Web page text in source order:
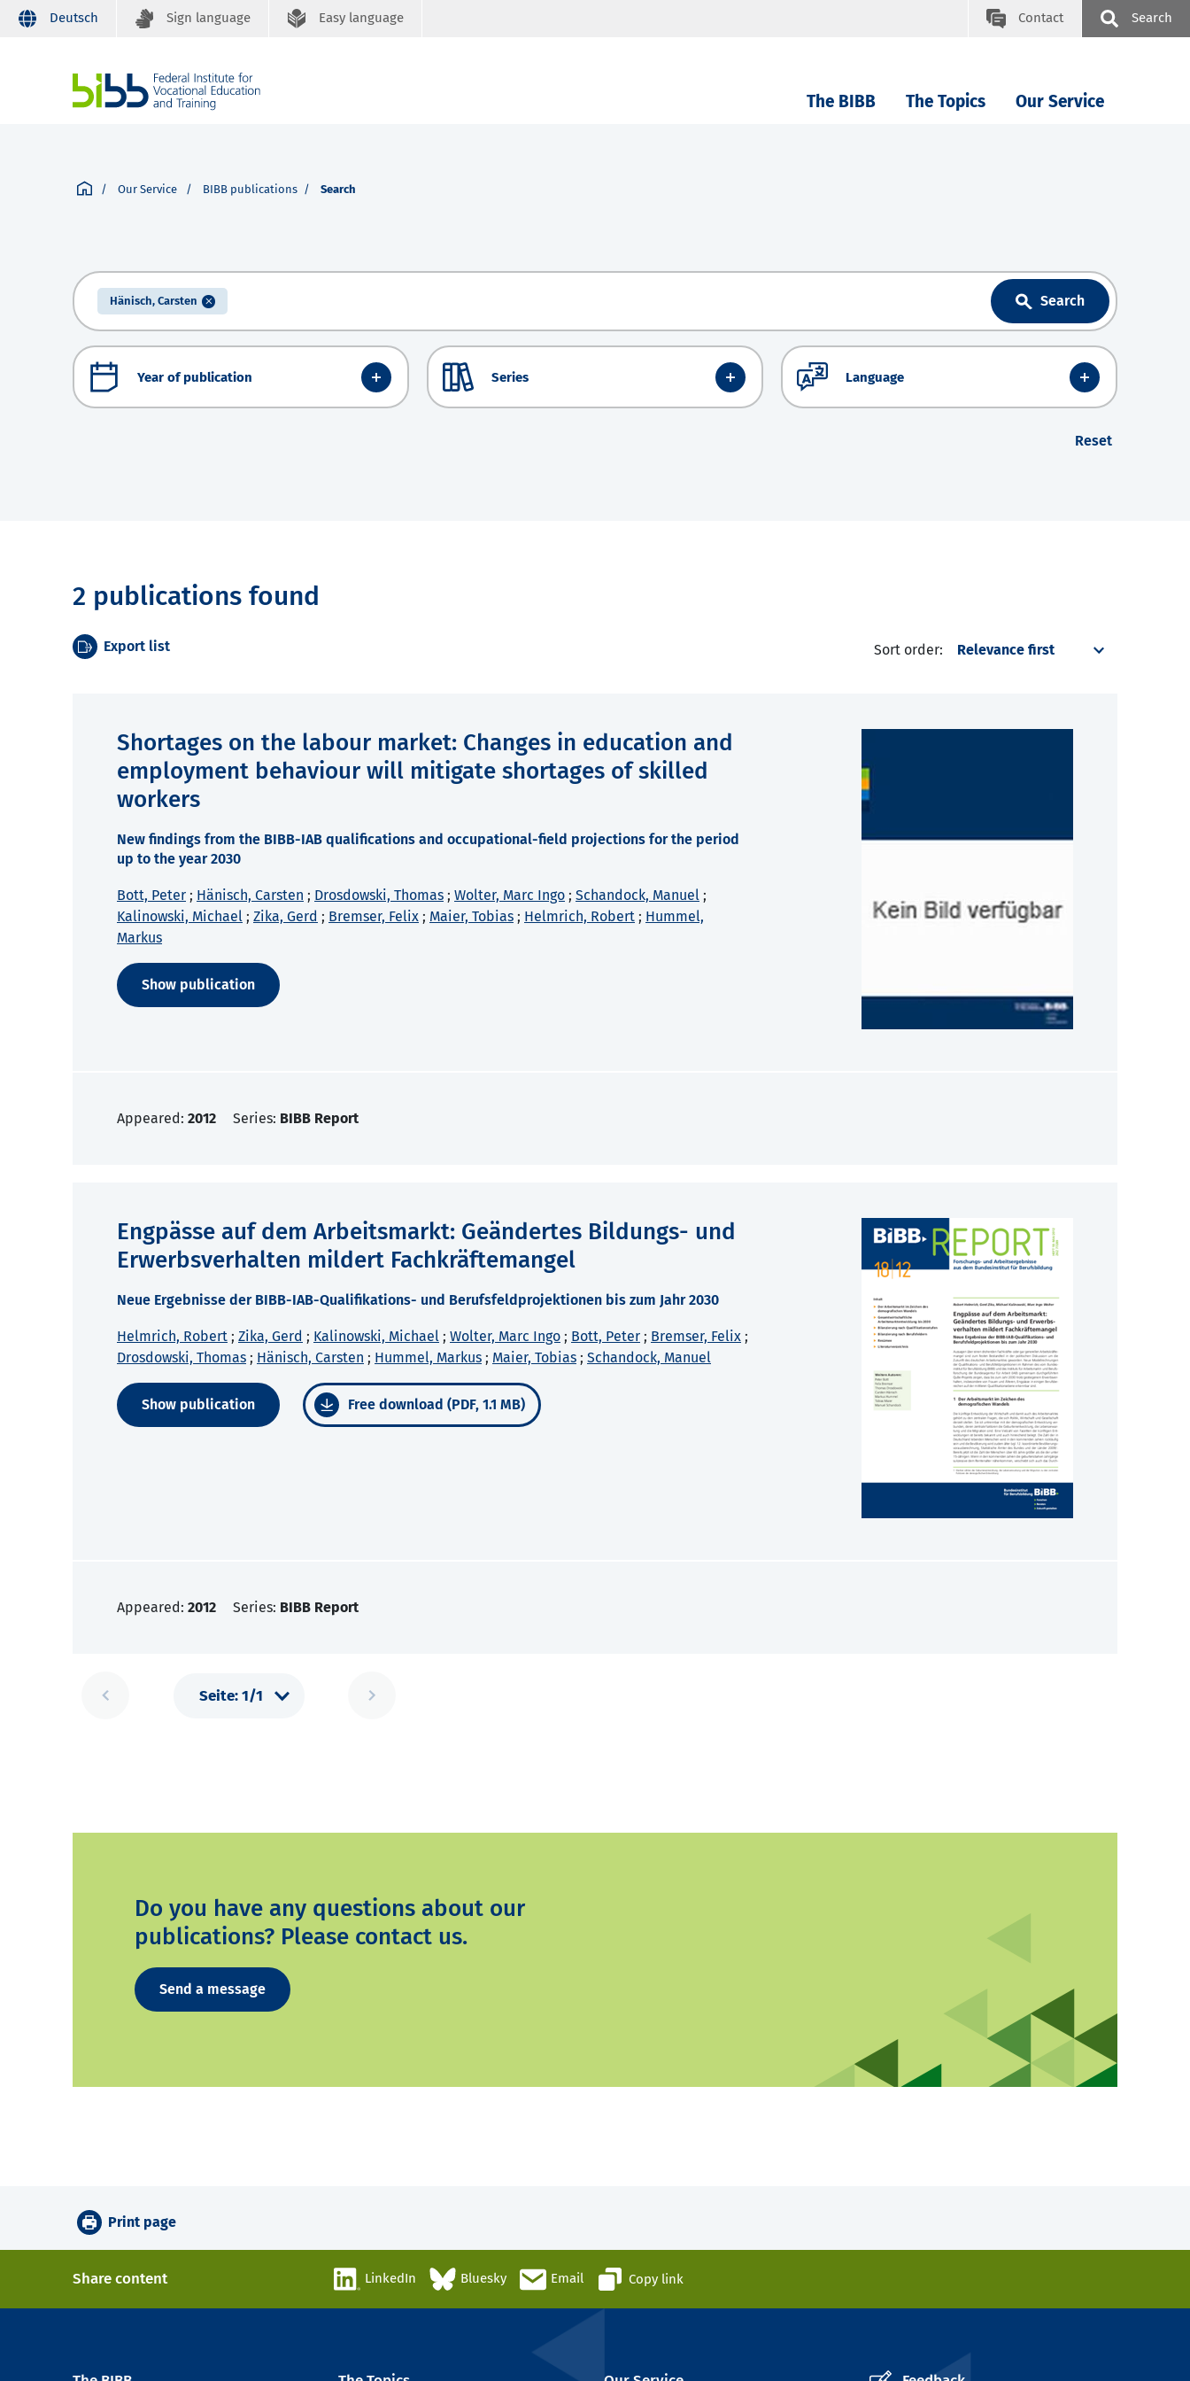
Deutsch Sign language Easy language Contact Search
The BIBB The Topics Our Service
Our Service BIBB publications Search
Hänisch, Carsten Search
Year of publication Series Language
Reset
2 publications found
Export list Sort order:
Shortages on the labour market: Changes in education and
employment behaviour will mitigate shortages of skilled
workers
New findings from the BIBB-IAB qualifications and occupational-field projections for the period
up to the year 2030
Bott, Peter ; Hänisch, Carsten ; Drosdowski, Thomas ; Wolter, Marc Ingo ; Schandock, Manuel ;
Kalinowski, Michael ; Zika, Gerd ; Bremser, Felix ; Maier, Tobias ; Helmrich, Robert ; Hummel,
Markus
Show publication
Appeared: 2012 Series: BIBB Report
Engpässe auf dem Arbeitsmarkt: Geändertes Bildungs- und
Erwerbsverhalten mildert Fachkräftemangel
Neue Ergebnisse der BIBB-IAB-Qualifikations- und Berufsfeldprojektionen bis zum Jahr 2030
Helmrich, Robert ; Zika, Gerd ; Kalinowski, Michael ; Wolter, Marc Ingo ; Bott, Peter ; Bremser, Felix ;
Drosdowski, Thomas ; Hänisch, Carsten ; Hummel, Markus ; Maier, Tobias ; Schandock, Manuel
Show publication Free download (PDF, 1.1 MB)
Appeared: 2012 Series: BIBB Report
Do you have any questions about our
publications? Please contact us.
Send a message
Print page
Share content LinkedIn Bluesky Email Copy link